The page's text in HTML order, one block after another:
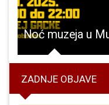
Noć muzeja u
ZADNJE OBJAVE